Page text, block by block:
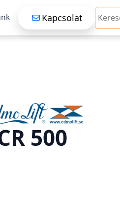
Kapcsolat
500